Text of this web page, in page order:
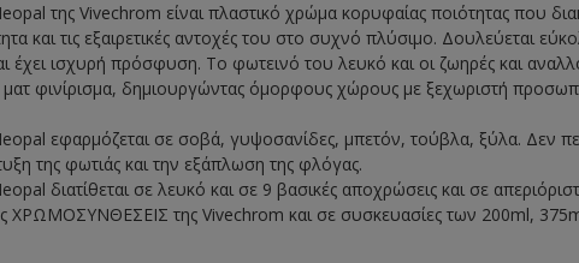
της Vivechrom είναι πλαστικό χρώμα κορυφαίας ποιότητας που
και τις εξαιρετικές αντοχές του στο συχνό πλύσιμο. Δουλεύεται
έχει ισχυρή πρόσφυση. Το φωτεινό του λευκό και οι ζωηρές και
φινίρισμα, δημιουργώντας όμορφους χώρους με ξεχωριστή
εφαρμόζεται σε σοβά, γυψοσανίδες, μπετόν, τούβλα, ξύλα. Δεν
της φωτιάς και την εξάπλωση της φλόγας.
διατίθεται σε λευκό και σε 9 βασικές αποχρώσεις και σε
ΧΡΩΜΟΣΥΝΘΕΣΕΙΣ της Vivechrom και σε συσκευασίες των 200ml,